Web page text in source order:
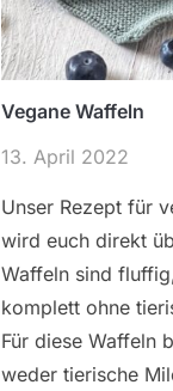
Vegane Waffeln
13. April 2022
Unser Rezept für
wird euch direkt
Waffeln sind
komplett ohne
Für diese Waffeln
weder tierische